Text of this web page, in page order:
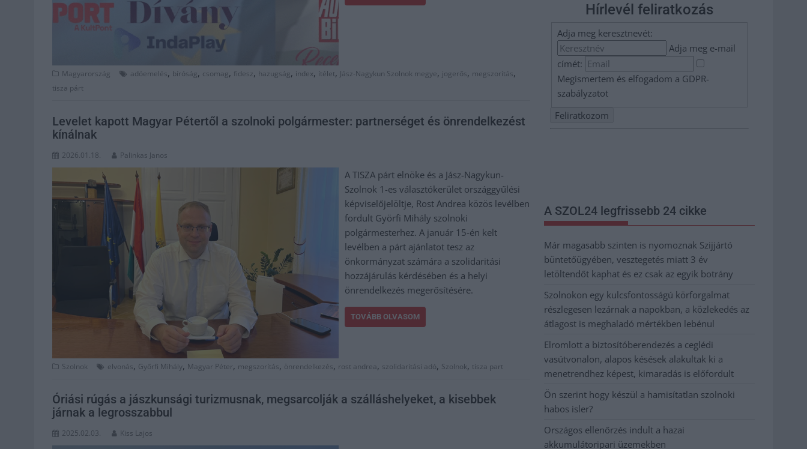
Magyarország adóemelés, bíróság, csomag, fidesz, hazugság, index, ítélet, Jász-Nagykun Szolnok megye, jogerős, megszorítás,
tisza párt
Levelet kapott Magyar Pétertől a szolnoki polgármester: partnerséget és önrendelkezést
kínálnak
2026.01.18. Palinkas Janos
A TISZA párt elnöke és a Jász-Nagykun-
Szolnok 1-es választókerület országgyűlési
képviselőjelöltje, Rost Andrea közös levélben
fordult Györfi Mihály szolnoki
polgármesterhez. A január 15-én kelt
levélben a párt ajánlatot tesz az
önkormányzat számára a szolidaritási
hozzájárulás kérdésében és a helyi
önrendelkezés megerősítésére.
TOVÁBB OLVASOM
Szolnok elvonás, Győrfi Mihály, Magyar Péter, megszorítás, önrendelkezés, rost andrea, szolidaritási adó, Szolnok, tisza part
Óriási rúgás a jászkunsági turizmusnak, megsarcolják a szálláshelyeket, a kisebbek
járnak a legrosszabbul
2025.02.03. Kiss Lajos
Hírlevél feliratkozás
Adja meg keresztnevét:
Adja meg e-mail
címét:
Megismertem és elfogadom a GDPR-
szabályzatot
A SZOL24 legfrissebb 24 cikke
Már magasabb szinten is nyomoznak Szijjártó
büntetőügyében, vesztegetés miatt 3 év
letöltendőt kaphat és ez csak az egyik botrány
Szolnokon egy kulcsfontosságú körforgalmat
részlegesen lezárnak a napokban, a közlekedés az
átlagost is meghaladó mértékben lebénul
Elromlott a biztosítóberendezés a ceglédi
vasútvonalon, alapos késések alakultak ki a
menetrendhez képest, kimaradás is előfordult
Ön szerint hogy készül a hamisítatlan szolnoki
habos isler?
Országos ellenőrzés indult a hazai
akkumulátoripari üzemekben